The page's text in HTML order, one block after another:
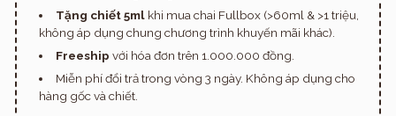
Tặng chiết 5mlkhi mua chai Fullbox (>60ml & >1 triệu,
không áp dụng chung chương trình khuyến mãi khác).
Freeship với hóa đơn trên 1.000.000 đồng.
Miễn phí đổi trả trong vòng 3 ngày. Không áp dụng cho
hàng gốc và chiết.